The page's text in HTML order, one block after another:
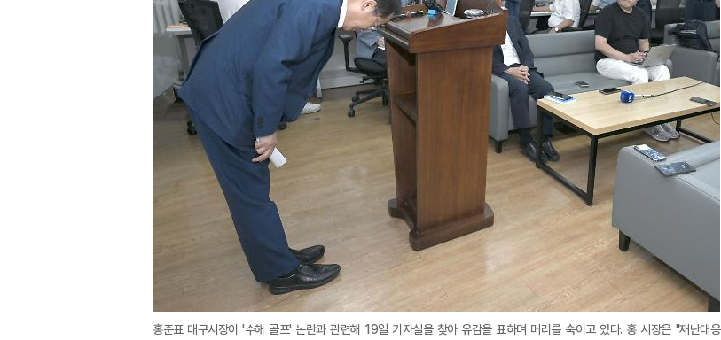
확
대
홍준표 대구시장이 '수해 골프' 논란과 관련해 19일 기자실을 찾아 유감을 표하며 머리를 숙이고 있다. 홍 시장은 "재난대응